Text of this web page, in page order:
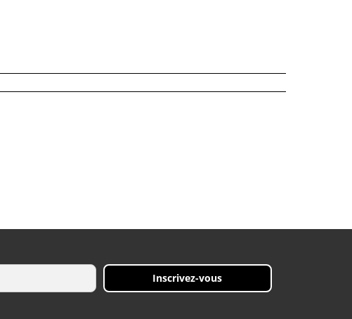
Inscrivez-vous